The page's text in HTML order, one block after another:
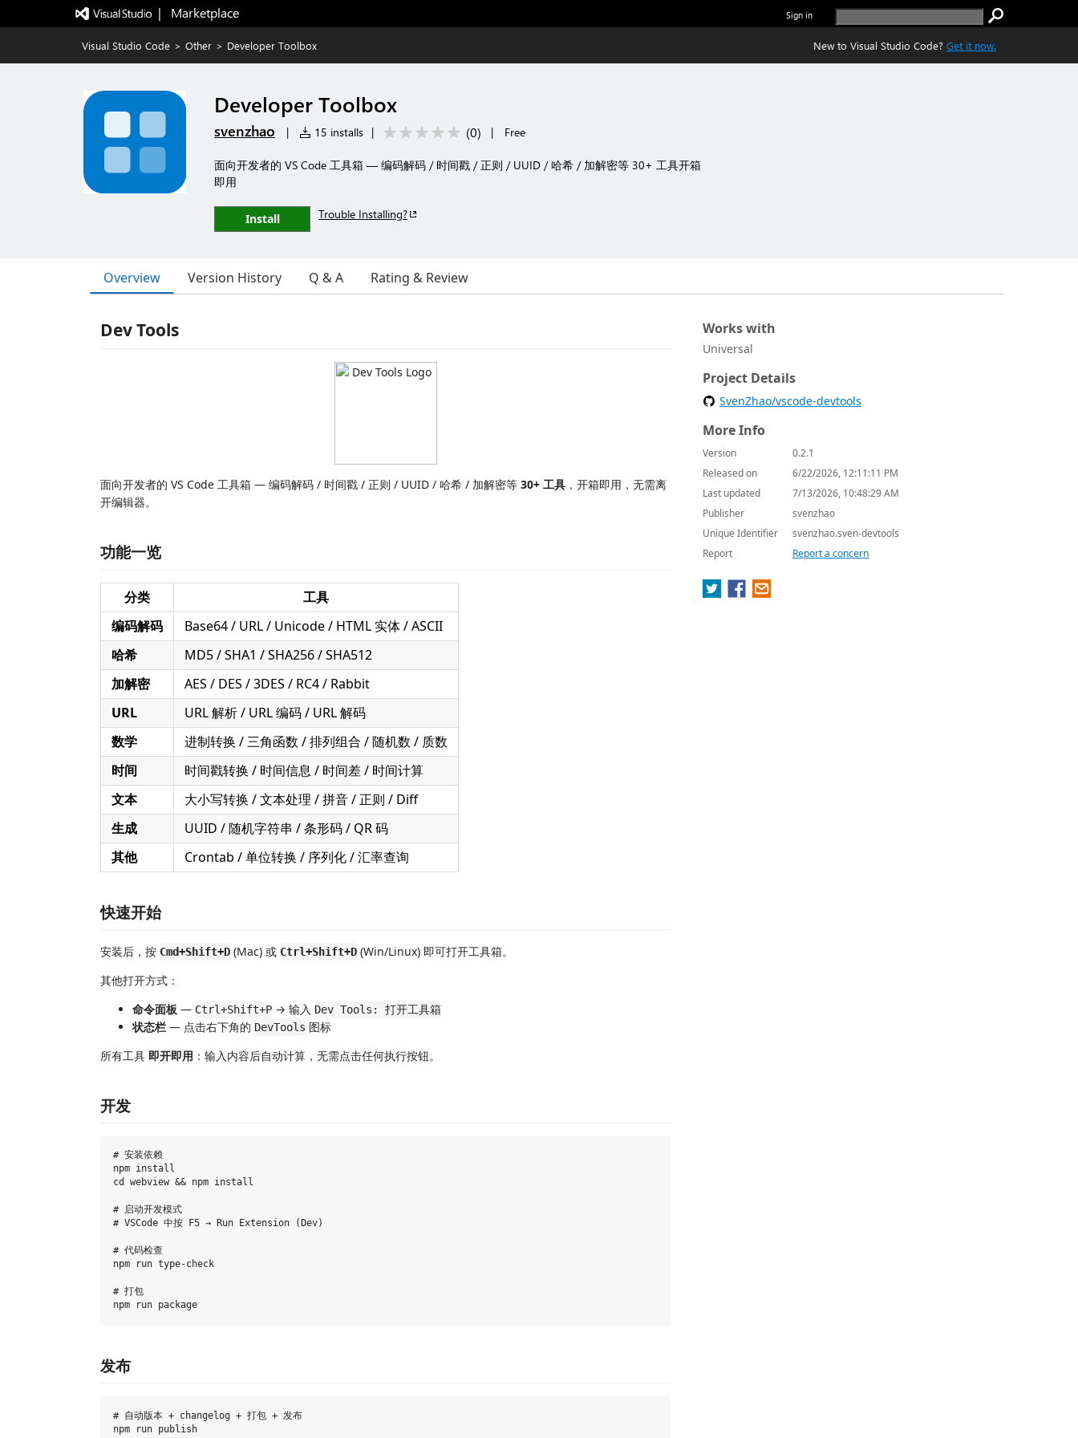
|   Marketplace Sign in
Visual Studio Code > Other > Developer Toolbox New to Visual Studio Code? Get it now.
Developer Toolbox
svenzhao | 15 installs | (0) | Free
面向开发者的 VS Code 工具箱 — 编码解码 / 时间戳 / 正则 / UUID / 哈希 / 加解密等 30+ 工具开箱
即用
Install Trouble Installing?
Overview Version History Q & A Rating & Review
Dev Tools
面向开发者的 VS Code 工具箱 — 编码解码 / 时间戳 / 正则 / UUID / 哈希 / 加解密等 30+ 工具 ，开箱即用，无需离
开编辑器。
功能一览
分类
工具
编码解码
Base64 / URL / Unicode / HTML 实体 / ASCII
哈希
MD5 / SHA1 / SHA256 / SHA512
加解密
AES / DES / 3DES / RC4 / Rabbit
URL
URL 解析 / URL 编码 / URL 解码
数学
进制转换 / 三角函数 / 排列组合 / 随机数 / 质数
时间
时间戳转换 / 时间信息 / 时间差 / 时间计算
文本
大小写转换 / 文本处理 / 拼音 / 正则 / Diff
生成
UUID / 随机字符串 / 条形码 / QR 码
其他
Crontab / 单位转换 / 序列化 / 汇率查询
快速开始
安装后，按 Cmd+Shift+D (Mac) 或 Ctrl+Shift+D (Win/Linux) 即可打开工具箱。
其他打开方式：
命令面板 — Ctrl+Shift+P → 输入 Dev Tools: 打开工具箱
状态栏 — 点击右下角的 DevTools 图标
所有工具 即开即用 ：输入内容后自动计算，无需点击任何执行按钮。
开发
# 安装依赖
npm install
cd webview && npm install
# 启动开发模式
# VSCode 中按 F5 → Run Extension (Dev)
# 代码检查
npm run type-check
# 打包
发布
# 自动版本 + changelog + 打包 + 发布
npm run publish
Works with
Universal
Project Details
SvenZhao/vscode-devtools
More Info
Version
0.2.1
Released on
6/22/2026, 12:11:11 PM
Last updated
7/13/2026, 10:48:29 AM
Publisher
svenzhao
Unique Identifier
svenzhao.sven-devtools
Report
Report a concern